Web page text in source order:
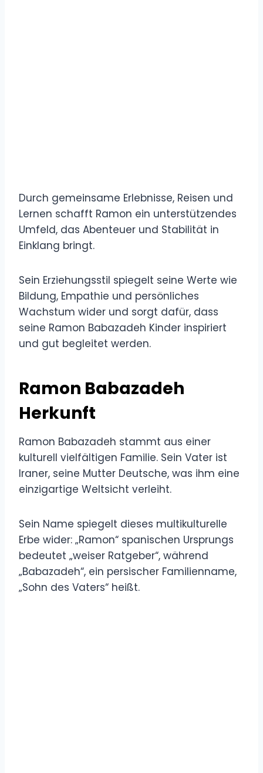
Durch gemeinsame Erlebnisse, Reisen und
Lernen schafft Ramon ein unterstützendes
Umfeld, das Abenteuer und Stabilität in
Einklang bringt.
Sein Erziehungsstil spiegelt seine Werte wie
Bildung, Empathie und persönliches
Wachstum wider und sorgt dafür, dass
seine Ramon Babazadeh Kinder inspiriert
und gut begleitet werden.
Ramon Babazadeh
Herkunft
Ramon Babazadeh stammt aus einer
kulturell vielfältigen Familie. Sein Vater ist
Iraner, seine Mutter Deutsche, was ihm eine
einzigartige Weltsicht verleiht.
Sein Name spiegelt dieses multikulturelle
Erbe wider: „Ramon“ spanischen Ursprungs
bedeutet „weiser Ratgeber“, während
„Babazadeh“, ein persischer Familienname,
„Sohn des Vaters“ heißt.